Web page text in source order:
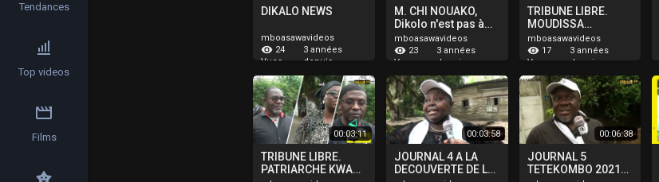
DIKALO NEWS
mboasawavideos
24
Vues
3 années
depuis
M. CHI NOUAKO,
Dikolo n'est pas à
vendre
mboasawavideos
23
Vues
3 années
depuis
TRIBUNE LIBRE.
MOUDISSA
DIKOUME BELL
PATRICK
mboasawavideos
17
Vues
3 années
depuis
00:03:11
TRIBUNE LIBRE.
PATRIARCHE KWA
00:03:58
JOURNAL 4 A LA
DECOUVERTE DE LA
00:06:38
JOURNAL 5
TETEKOMBO 2021
Tendances
Top videos
Films